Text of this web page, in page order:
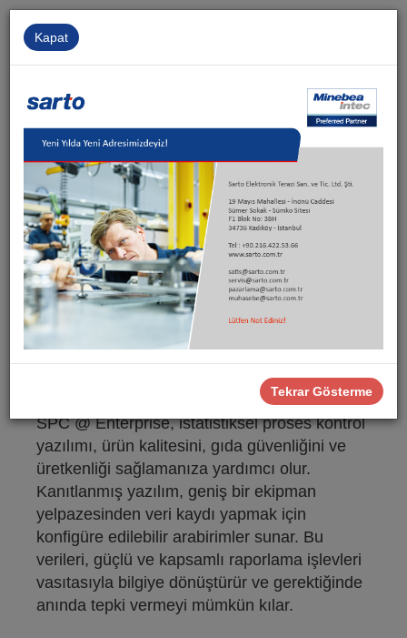
İletişim
Kapat
Tekrar Gösterme
Sarto Ürünler
Proses Yazılımları
İstatistiksel Proses Kontrolü
İstatistiksel Proses Kontrolü
SPC @ Enterprise, istatistiksel proses kontrol
yazılımı, ürün kalitesini, gıda güvenliğini ve
üretkenliği sağlamanıza yardımcı olur.
Kanıtlanmış yazılım, geniş bir ekipman
yelpazesinden veri kaydı yapmak için
konfigüre edilebilir arabirimler sunar. Bu
verileri, güçlü ve kapsamlı raporlama işlevleri
vasıtasıyla bilgiye dönüştürür ve gerektiğinde
anında tepki vermeyi mümkün kılar.